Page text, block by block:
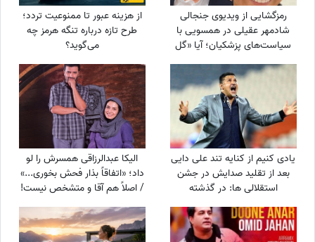
رمزگشایی از ویدیوی جنجالی
شادمهر عقیلی در همسویی با
سیاست‌های پزشکیان؛ آیا «گل
یاس» بلیت برگشت به خانه
است؟
از هزینه عبور تا ممنوعیت تردد؛
طرح تازه درباره تنگه هرمز چه
می‌گوید؟
یادی کنیم از کنایه تند علی دایی
بعد از تقلید صدایش در جشن
استقلالی ها: در گذشته
پادشاهان دلقک‌هایی داشتند که
وظیفه‌شان تقلید صدا و خنداندن
مردم بود+عکس
الیکا عبدالرزاقی همسرش را لو
داد؛ «اتفاقاً بذار فحش بخوری...»
/ اصلاً هم آقا و متشخص نیست!